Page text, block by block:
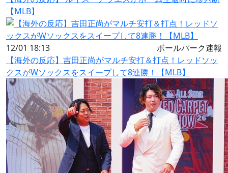
【MLB】
12/01 18:13
ボールパーク速報
【海外の反応】吉田正尚がマルチ安打＆打点！レッドソッ
クスがWソックスをスイープして8連勝！【MLB】